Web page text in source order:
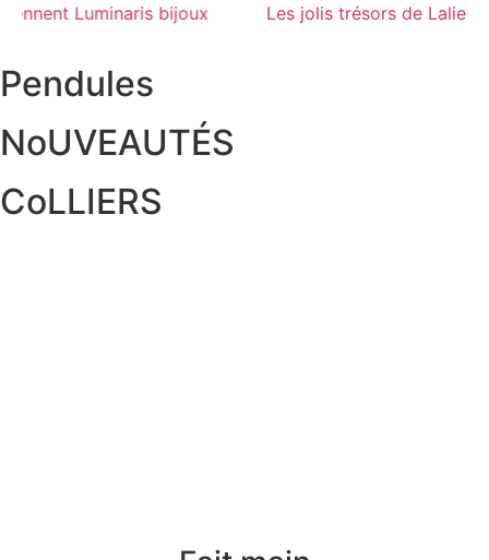
Lalie deviennent Luminaris bijoux Les jolis
Pendules
NoUVEAUTÉS
CoLLIERS